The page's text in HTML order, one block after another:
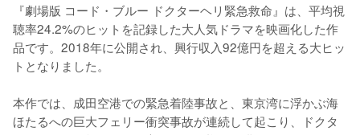
『劇場版 コード・ブルー ドクターヘリ緊急救命』は、平均視
聴率24.2%のヒットを記録した大人気ドラマを映画化した作
品です。2018年に公開され、興行収入92億円を超える大ヒッ
トとなりました。
本作では、成田空港での緊急着陸事故と、東京湾に浮かぶ海
ほたるへの巨大フェリー衝突事故が連続して起こり、ドクタ